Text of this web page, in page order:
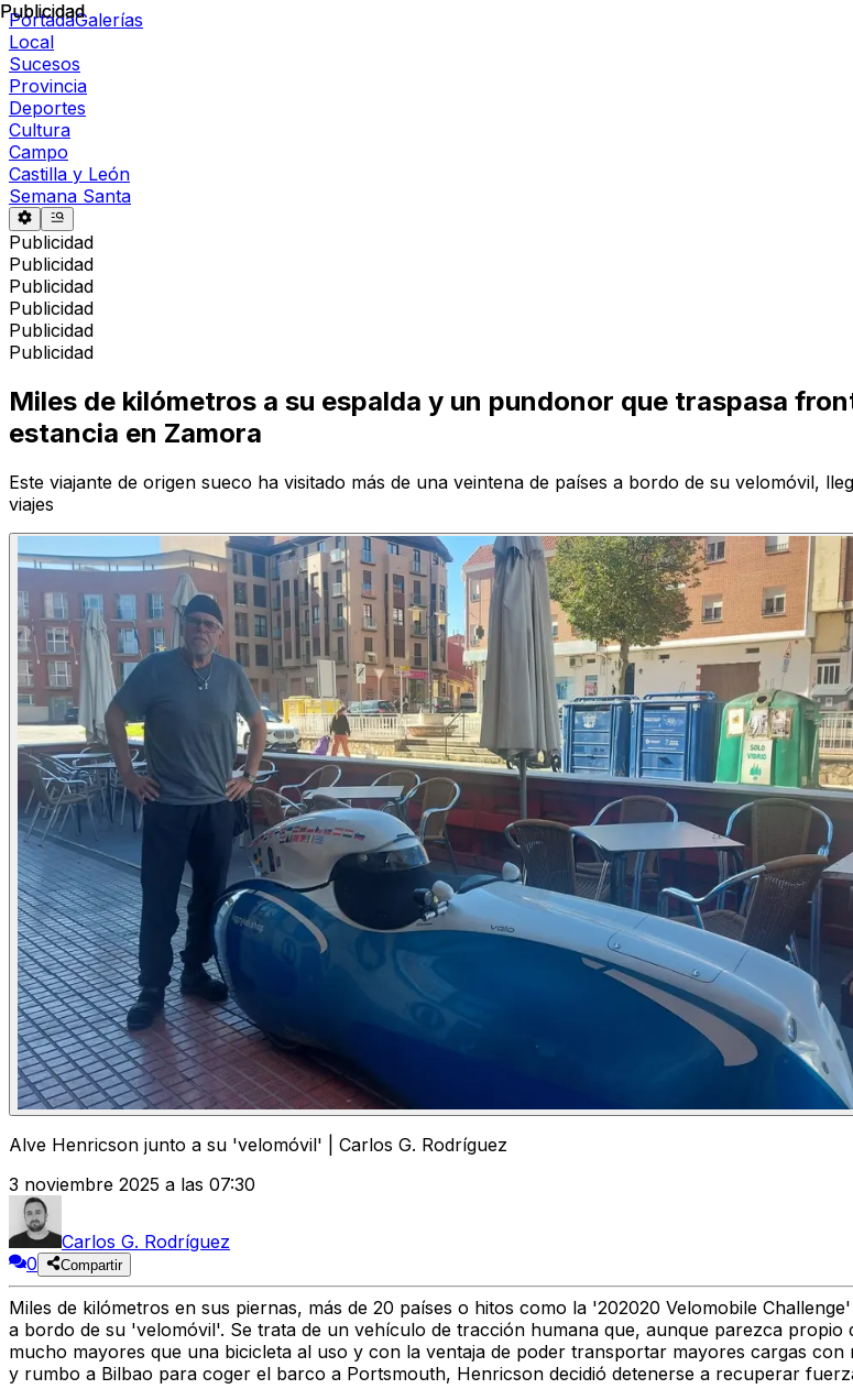
PortadaGalerías
Local
Sucesos
Provincia
Deportes
Cultura
Campo
Castilla y León
Semana Santa
Publicidad
Publicidad
Publicidad
Publicidad
Publicidad
Publicidad
Publicidad
Miles de kilómetros a su espalda y un pundonor que traspasa
estancia en Zamora
Este viajante de origen sueco ha visitado más de una veintena de países a bordo de su velomóvil,
viajes
Alve Henricson junto a su 'velomóvil' | Carlos G. Rodríguez
3 noviembre 2025 a las 07:30
Carlos G. Rodríguez
0
Compartir
Miles de kilómetros en sus piernas, más de 20 países o hitos como la '202020 Velomobile
a bordo de su 'velomóvil'. Se trata de un vehículo de tracción humana que, aunque parezca propio
mucho mayores que una bicicleta al uso y con la ventaja de poder transportar mayores cargas con
y rumbo a Bilbao para coger el barco a Portsmouth, Henricson decidió detenerse a recuperar
Publicidad